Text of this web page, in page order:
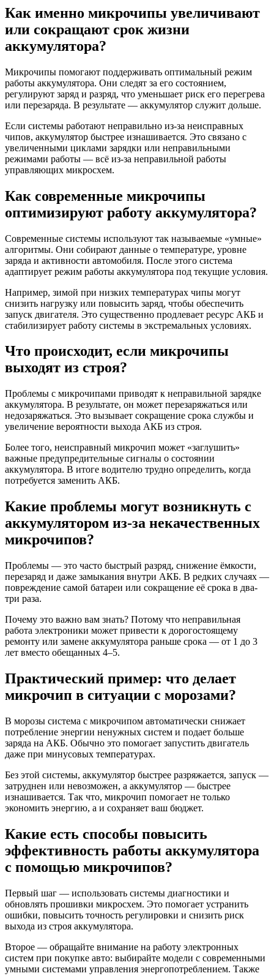
Как именно микрочипы увеличивают
или сокращают срок жизни
аккумулятора?
Микрочипы помогают поддерживать оптимальный режим
работы аккумулятора. Они следят за его состоянием,
регулируют заряд и разряд, что уменьшает риск его перегрева
или перезаряда. В результате — аккумулятор служит дольше.
Если системы работают неправильно из-за неисправных
чипов, аккумулятор быстрее изнашивается. Это связано с
увеличенными циклами зарядки или неправильными
режимами работы — всё из-за неправильной работы
управляющих микросхем.
Как современные микрочипы
оптимизируют работу аккумулятора?
Современные системы используют так называемые «умные»
алгоритмы. Они собирают данные о температуре, уровне
заряда и активности автомобиля. После этого система
адаптирует режим работы аккумулятора под текущие условия.
Например, зимой при низких температурах чипы могут
снизить нагрузку или повысить заряд, чтобы обеспечить
запуск двигателя. Это существенно продлевает ресурс АКБ и
стабилизирует работу системы в экстремальных условиях.
Что происходит, если микрочипы
выходят из строя?
Проблемы с микрочипами приводят к неправильной зарядке
аккумулятора. В результате, он может перезаряжаться или
недозаряжаться. Это вызывает сокращение срока службы и
увеличение вероятности выхода АКБ из строя.
Более того, неисправный микрочип может «заглушить»
важные предупредительные сигналы о состоянии
аккумулятора. В итоге водителю трудно определить, когда
потребуется заменить АКБ.
Какие проблемы могут возникнуть с
аккумулятором из-за некачественных
микрочипов?
Проблемы — это часто быстрый разряд, снижение ёмкости,
перезаряд и даже замыкания внутри АКБ. В редких случаях —
повреждение самой батареи или сокращение её срока в два-
три раза.
Почему это важно вам знать? Потому что неправильная
работа электроники может привести к дорогостоящему
ремонту или замене аккумулятора раньше срока — от 1 до 3
лет вместо обещанных 4–5.
Практический пример: что делает
микрочип в ситуации с морозами?
В морозы система с микрочипом автоматически снижает
потребление энергии ненужных систем и подает больше
заряда на АКБ. Обычно это помогает запустить двигатель
даже при минусовых температурах.
Без этой системы, аккумулятор быстрее разряжается, запуск —
затруднен или невозможен, а аккумулятор — быстрее
изнашивается. Так что, микрочип помогает не только
экономить энергию, а и сохраняет ваш бюджет.
Какие есть способы повысить
эффективность работы аккумулятора
с помощью микрочипов?
Первый шаг — использовать системы диагностики и
обновлять прошивки микросхем. Это помогает устранить
ошибки, повысить точность регулировки и снизить риск
выхода из строя аккумулятора.
Второе — обращайте внимание на работу электронных
систем при покупке авто: выбирайте модели с современными
умными системами управления энергопотреблением. Также